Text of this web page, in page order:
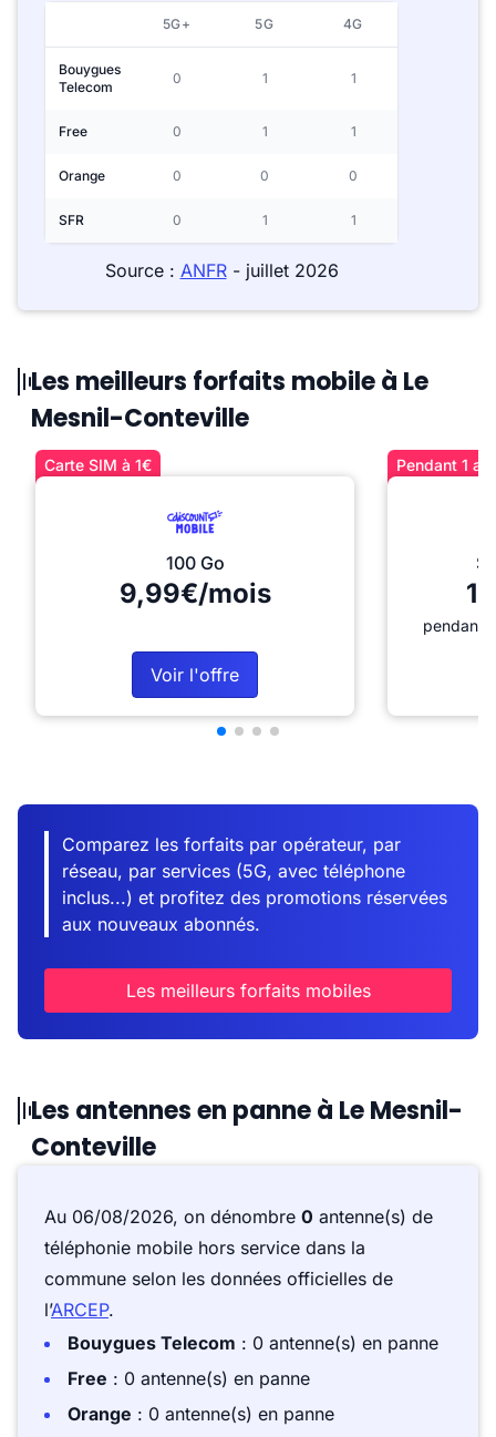
5G+ 5G 4G
Bouygues
Telecom
0 1 1
Free 0 1 1
Orange 0 0 0
SFR 0 1 1
Source : ANFR- juillet 2026
Les meilleurs forfaits mobile à Le
Mesnil-Conteville
Carte SIM à 1€
100 Go
9,99€/mois
Voir l'offre
Pendant 1
pendant
Comparez les forfaits par opérateur, par
réseau, par services (5G, avec téléphone
inclus...) et profitez des promotions réservées
aux nouveaux abonnés.
Les meilleurs forfaits mobiles
Les antennes en panne à Le Mesnil-
Conteville
Au 06/08/2026, on dénombre 0 antenne(s) de
téléphonie mobile hors service dans la
commune selon les données officielles de
l’ARCEP.
Bouygues Telecom : 0 antenne(s) en panne
Free : 0 antenne(s) en panne
Orange : 0 antenne(s) en panne